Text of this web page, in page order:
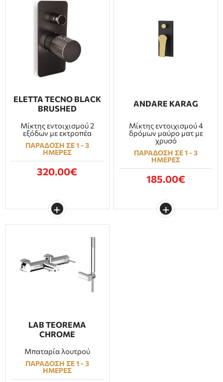
ELETTA TECNO BLACK
BRUSHED
Μίκτης εντοιχισμού 2
εξόδων με εκτροπέα
ΠΑΡΑΔΟΣΗ ΣΕ 1 - 3
ΗΜΕΡΕΣ
320.00€
ANDARE KARAG
Μίκτης εντοιχισμού 4
δρόμων μαύρο ματ με
χρυσό
ΠΑΡΑΔΟΣΗ ΣΕ 1 - 3
ΗΜΕΡΕΣ
185.00€
LAB TEOREMA
CHROME
Μπαταρία λουτρού
ΠΑΡΑΔΟΣΗ ΣΕ 1 - 3
ΗΜΕΡΕΣ